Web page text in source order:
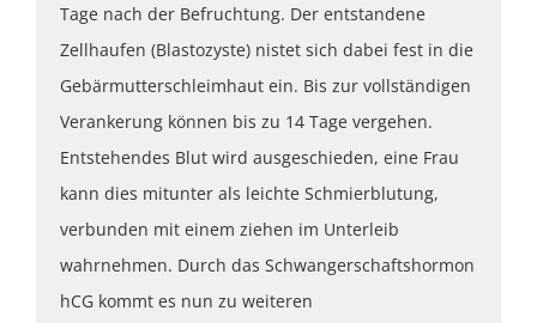
Tage nach der Befruchtung. Der entstandene
Zellhaufen (Blastozyste) nistet sich dabei fest in die
Gebärmutterschleimhaut ein. Bis zur vollständigen
Verankerung können bis zu 14 Tage vergehen.
Entstehendes Blut wird ausgeschieden, eine Frau
kann dies mitunter als leichte Schmierblutung,
verbunden mit einem ziehen im Unterleib
wahrnehmen. Durch das Schwangerschaftshormon
hCG kommt es nun zu weiteren